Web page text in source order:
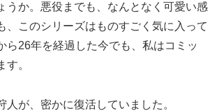
うか。悪役までも、なんとなく可愛い感
このシリーズはものすごく気に入って
ら26年を経過した今でも、私はコミッ
す。
人が、密かに復活していました。